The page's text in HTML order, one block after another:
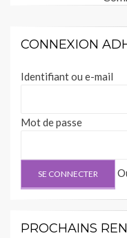
CONNEXION
Identifiant ou e-mail
Mot de passe
PROCHAINS